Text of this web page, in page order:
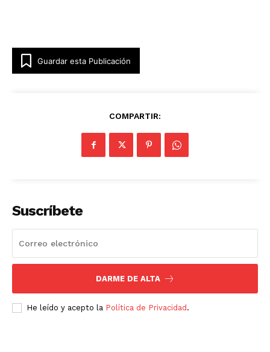
Guardar esta Publicación
COMPARTIR:
Suscríbete
DARME DE ALTA
He leído y acepto la Política de Privacidad .